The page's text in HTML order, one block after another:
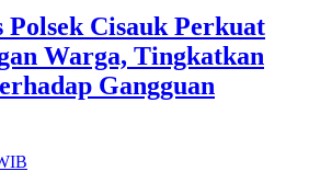
Cisauk Perkuat
Warga, Tingkatkan
Gangguan